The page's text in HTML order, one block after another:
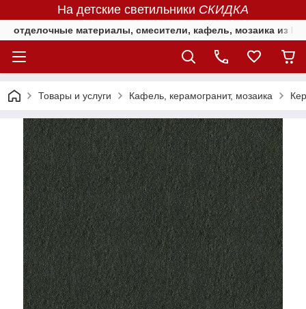
На детские светильники СКИДКА
отделочные материалы, смесители, кафель, мозаика из
Товары и услуги Кафель, керамогранит, мозаика